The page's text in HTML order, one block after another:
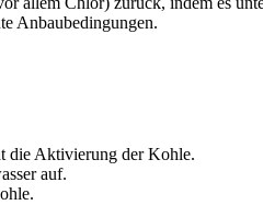
Anbaubedingungen.
die Aktivierung der Kohle.
auf.